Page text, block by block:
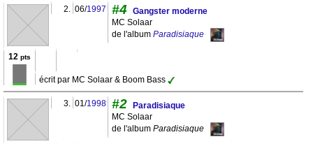
2. 06/1997 #4 Gangster moderne
MC Solaar
de l'album Paradisiaque
12 pts
écrit par MC Solaar & Boom Bass
3. 01/1998 #2
Paradisiaque
MC Solaar
de l'album Paradisiaque